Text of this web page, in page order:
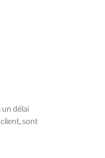
un délai
sont